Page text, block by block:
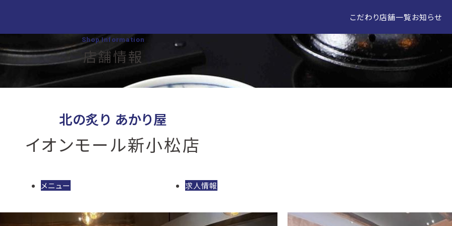
こだわり店舗一覧お知らせ
Shop Information
店舗情報
北の炙り あかり屋
イオンモール新小松店
メニュー 求人情報